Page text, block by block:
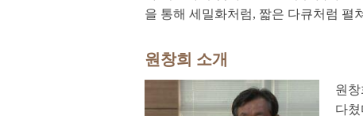
을 통해 세밀화처럼, 짧은 다큐처럼 펼
원창희 소개
원
다